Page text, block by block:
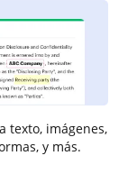
texto, imágenes,
y más.